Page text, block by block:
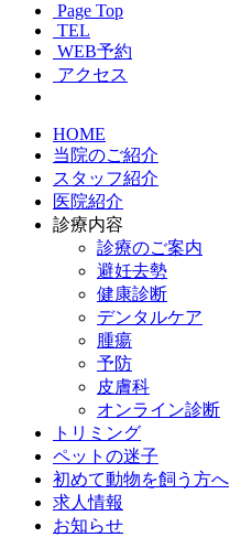
Page Top
TEL
WEB予約
アクセス
HOME
当院のご紹介
スタッフ紹介
医院紹介
診療内容
診療のご案内
避妊去勢
健康診断
デンタルケア
腫瘍
予防
皮膚科
オンライン診断
トリミング
ペットの迷子
初めて動物を飼う方へ
求人情報
お知らせ